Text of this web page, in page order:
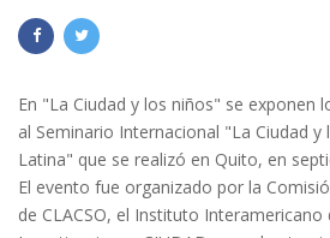
En "La Ciudad y los niños" se exponen
al Seminario Internacional "La Ciudad
Latina" que se realizó en Quito, en
El evento fue organizado por la
de CLACSO, el Instituto